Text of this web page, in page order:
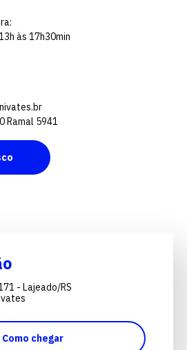
às 17h30min
Ramal 5941
- Lajeado/RS
Como chegar